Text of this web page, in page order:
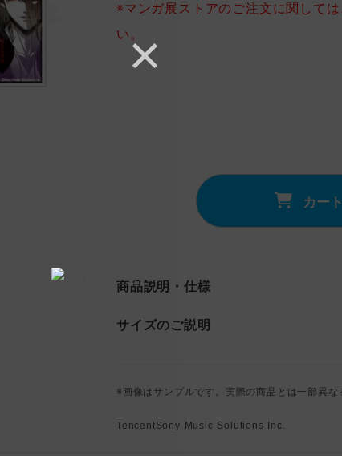
※マンガ展ストアのご注文に関して
い。
カー
商品説明・仕様
サイズのご説明
※画像はサンプルです。実際の商品とは一部異
TencentSony Music Solutions Inc.